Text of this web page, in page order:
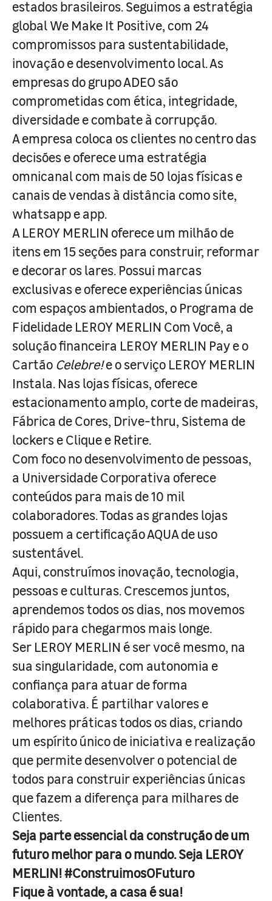
estados brasileiros. Seguimos a estratégia
global We Make It Positive, com 24
compromissos para sustentabilidade,
inovação e desenvolvimento local. As
empresas do grupo ADEO são
comprometidas com ética, integridade,
diversidade e combate à corrupção.
A empresa coloca os clientes no centro das
decisões e oferece uma estratégia
omnicanal com mais de 50 lojas físicas e
canais de vendas à distância como site,
whatsapp e app.
A LEROY MERLIN oferece um milhão de
itens em 15 seções para construir, reformar
e decorar os lares. Possui marcas
exclusivas e oferece experiências únicas
com espaços ambientados, o Programa de
Fidelidade LEROY MERLIN Com Você, a
solução financeira LEROY MERLIN Pay e o
Cartão Celebre!e o serviço LEROY MERLIN
Instala. Nas lojas físicas, oferece
estacionamento amplo, corte de madeiras,
Fábrica de Cores, Drive-thru, Sistema de
lockers e Clique e Retire.
Com foco no desenvolvimento de pessoas,
a Universidade Corporativa oferece
conteúdos para mais de 10 mil
colaboradores. Todas as grandes lojas
possuem a certificação AQUA de uso
sustentável.
Aqui, construímos inovação, tecnologia,
pessoas e culturas. Crescemos juntos,
aprendemos todos os dias, nos movemos
rápido para chegarmos mais longe.
Ser LEROY MERLIN é ser você mesmo, na
sua singularidade, com autonomia e
confiança para atuar de forma
colaborativa. É partilhar valores e
melhores práticas todos os dias, criando
um espírito único de iniciativa e realização
que permite desenvolver o potencial de
todos para construir experiências únicas
que fazem a diferença para milhares de
Clientes.
Seja parte essencial da construção de um
futuro melhor para o mundo. Seja LEROY
MERLIN! #ConstruimosOFuturo
Fique à vontade, a casa é sua!